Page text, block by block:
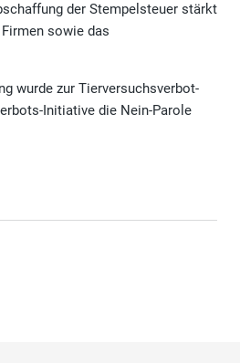
der Stempelsteuer stärkt
sowie das
wurde zur Tierversuchsverbot-
Initiative die Nein-Parole